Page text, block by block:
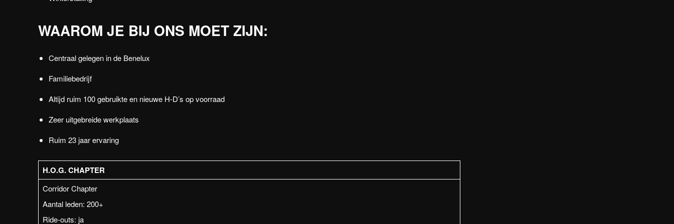
WAAROM JE BIJ ONS MOET ZIJN:
Centraal gelegen in de Benelux
Familiebedrijf
Altijd ruim 100 gebruikte en nieuwe H-D’s op voorraad
Zeer uitgebreide werkplaats
Ruim 23 jaar ervaring
H.O.G. CHAPTER
Corridor Chapter
Aantal leden: 200+
Ride-outs: ja